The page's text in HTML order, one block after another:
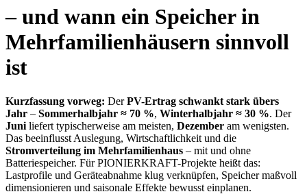
– und wann ein Speicher in
Mehrfamilienhäusern sinnvoll
ist
Kurzfassung vorweg: DerPV-Ertrag schwankt stark übers
Jahr – Sommerhalbjahr ≈ 70 %, Winterhalbjahr ≈ 30 %. Der
Juni liefert typischerweise am meisten, Dezember am wenigsten.
Das beeinflusst Auslegung, Wirtschaftlichkeit und die
Stromverteilung im Mehrfamilienhaus – mit und ohne
Batteriespeicher. Für PIONIERKRAFT-Projekte heißt das:
Lastprofile und Geräteabnahme klug verknüpfen, Speicher maßvoll
dimensionieren und saisonale Effekte bewusst einplanen.